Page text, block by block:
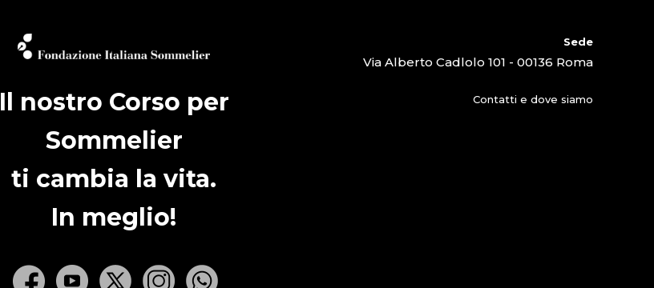
Il nostro Corso per
Sommelier
ti cambia la vita.
In meglio!
Sede
Via Alberto Cadlolo 101 - 00136 Roma
Contatti e dove siamo